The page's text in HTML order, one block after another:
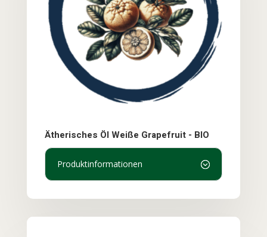
Ätherisches Öl Weiße Grapefruit - BIO
Produktinformationen